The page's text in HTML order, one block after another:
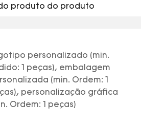
produto do produto
personalizado (min.
1 peças), embalagem
(min. Ordem: 1
personalização gráfica
Ordem: 1 peças)